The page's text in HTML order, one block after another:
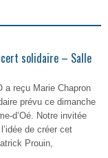
solidaire – Salle
a reçu Marie Chapron
prévu ce dimanche
d’Oé. Notre invitée
de créer cet
Prouin,